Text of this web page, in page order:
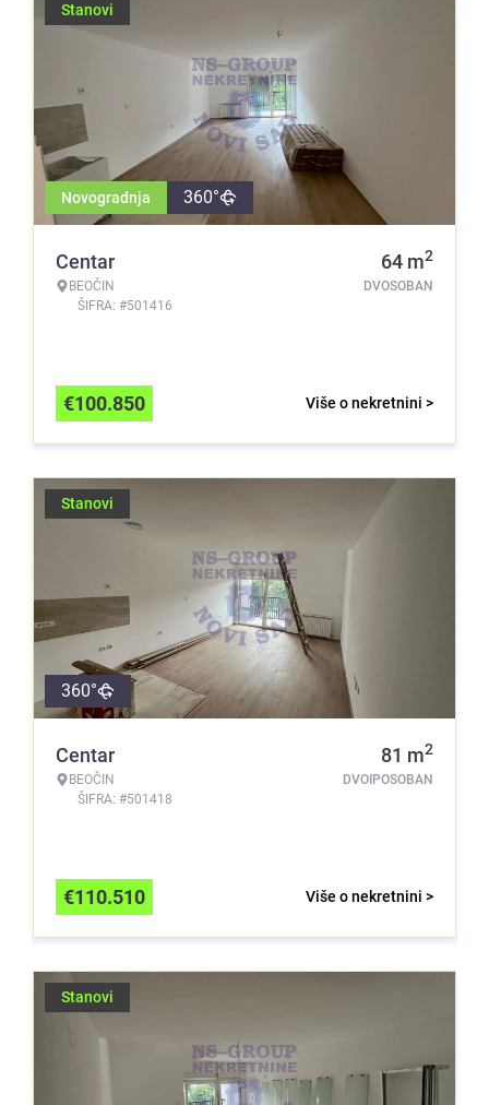
Stanovi
Novogradnja 360°
Centar
BEOČIN
ŠIFRA: #501416
64 m2
DVOSOBAN
Više o nekretnini >
€100.850
Stanovi
360°
Centar
BEOČIN
ŠIFRA: #501418
81 m2
DVOIPOSOBAN
Više o nekretnini >
€110.510
Stanovi